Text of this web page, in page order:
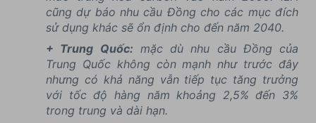
cũng dự báo nhu cầu Đồng cho các mục đích
sử dụng khác sẽ ổn định cho đến năm 2040.
+ Trung Quốc: mặc dù nhu cầu Đồng của
Trung Quốc không còn mạnh như trước đây
nhưng có khả năng vẫn tiếp tục tăng trưởng
với tốc độ hàng năm khoảng 2,5% đến 3%
trong trung và dài hạn.